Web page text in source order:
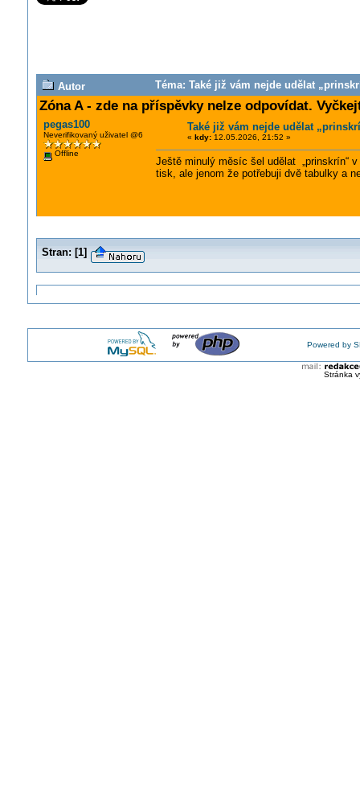
Autor Téma: Také již vám nejde udělat
Zóna A - zde na příspěvky nelze odpovídat.
pegas100
Neverifikovaný uživatel @6
Offline
Také již vám nejde udělat
« kdy:12.05.2026, 21:52 »
Ještě minulý měsíc šel udělat „prinskrín“
tisk, ale jenom že potřebuji dvě tabulky a
Stran: [1]
Powered by
Stránka